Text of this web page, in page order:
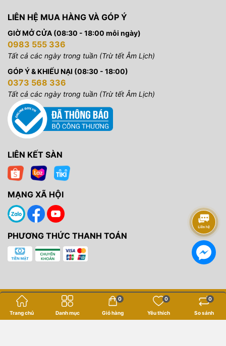
LIÊN HỆ MUA HÀNG VÀ GÓP Ý
GIỜ MỞ CỬA (08:30 - 18:00 mỗi ngày)
0983 555 336
Tất cả các ngày trong tuần (Trừ tết Âm Lịch)
GÓP Ý & KHIẾU NẠI (08:30 - 18:00)
0373 568 336
Tất cả các ngày trong tuần (Trừ tết Âm Lịch)
LIÊN KẾT SÀN
MẠNG XÃ HỘI
PHƯƠNG THỨC THANH TOÁN
Bản quyền thuộc vềYến Tâm Camera
Cung cấp bởi
Sapo
Trang chủ Danh mục Giỏ hàng
0
Yêu thích
0
So sánh
0